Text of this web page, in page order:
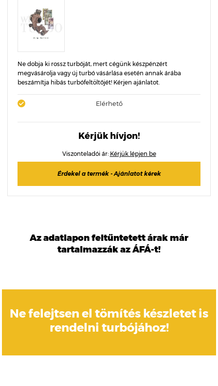
Ne dobja ki rossz turbóját, mert cégünk készpénzért
megvásárolja vagy új turbó vásárlása esetén annak árába
beszámítja hibás turbófeltöltőjét! Kérjen ajánlatot.
Elérhető
Kérjük hívjon!
Viszonteladói ár: Kérjük lépjen be
Érdekel a termék - Ajánlatot kérek
Az adatlapon feltűntetett árak már
tartalmazzák az ÁFÁ-t!
Ne felejtsen el tömítés készletet is
rendelni turbójához!